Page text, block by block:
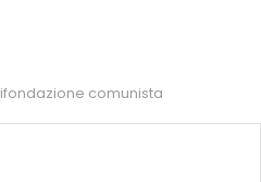
comunista